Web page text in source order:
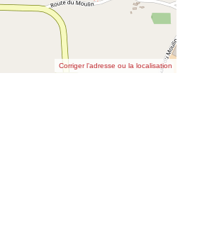
Corriger l’adresse ou la localisation